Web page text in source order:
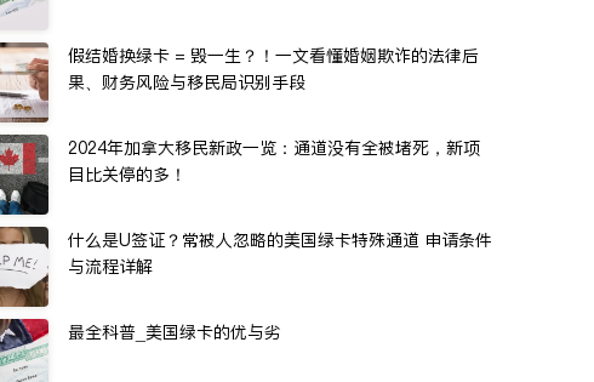
假结婚换绿卡 = 毁一生？！一文看懂婚姻欺诈的法律后
果、财务风险与移民局识别手段
2024年加拿大移民新政一览：通道没有全被堵死，新项
目比关停的多！
什么是U签证？常被人忽略的美国绿卡特殊通道 申请条件
与流程详解
最全科普_美国绿卡的优与劣